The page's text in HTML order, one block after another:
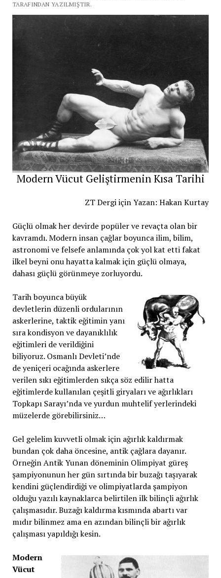
TARAFINDAN YAZILMIŞTIR.
Modern Vücut Geliştirmenin Kısa Tarihi
ZT Dergi için Yazan: Hakan Kurtay
Güçlü olmak her devirde popüler ve revaçta olan bir
kavramdı. Modern insan çağlar boyunca ilim, bilim,
astronomi ve felsefe anlamında çok yol kat etti fakat
ilkel beyni onu hayatta kalmak için güçlü olmaya,
dahası güçlü görünmeye zorluyordu.
Tarih boyunca büyük
devletlerin düzenli ordularının
askerlerine, taktik eğitimin yanı
sıra kondisyon ve dayanıklılık
eğitimleri de verildiğini
biliyoruz. Osmanlı Devleti’nde
de yeniçeri ocağında askerlere
verilen sıkı eğitimlerden sıkça söz edilir hatta
eğitimlerde kullanılan çeşitli giryaları ve ağırlıkları
Topkapı Sarayı’nda ve yurdun muhtelif yerlerindeki
müzelerde görebilirsiniz…
Gel gelelim kuvvetli olmak için ağırlık kaldırmak
bundan çok daha öncesine, antik çağlara dayanır.
Örneğin Antik Yunan döneminin Olimpiyat güreş
şampiyonunun her gün sırtında bir buzağı taşıyarak
kendini güçlendirdiği ve olimpiyatlarda şampiyon
olduğu yazılı kaynaklarca belirtilen ilk bilinçli ağırlık
çalışmasıdır. Buzağı kaldırma kısmında abartı var
mıdır bilinmez ama en azından bilinçli bir ağırlık
çalışması yapıldığı kesin.
Modern
Vücut